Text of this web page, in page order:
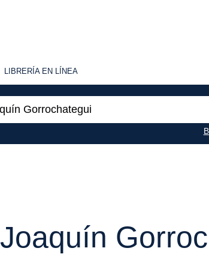
LIBRERÍA
LÍNEA
LIBRERÍA EN LÍNEA
Joaquín